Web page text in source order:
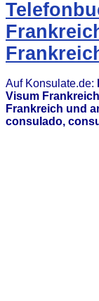
Auf Konsulate.de:
Visum Frankreich
Frankreich und
consulado,